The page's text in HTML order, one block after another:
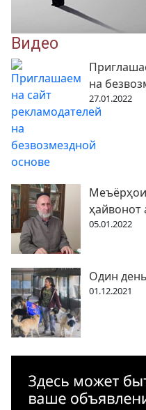
Видео
на
27.01.2022
ҳайвонот
05.01.2022
Один
01.12.2021